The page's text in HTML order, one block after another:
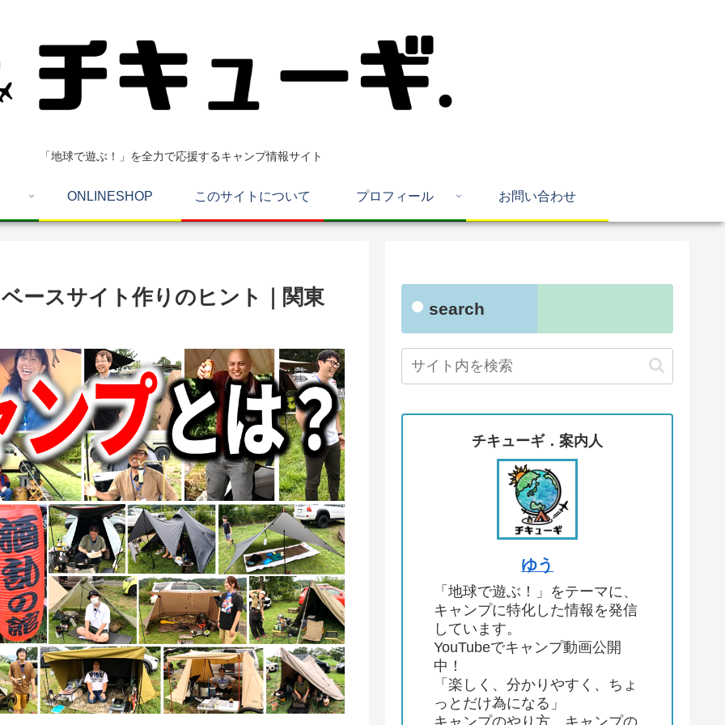
「地球で遊ぶ！」を全力で応援するキャンプ情報サイト
ONLINESHOP このサイトについて プロフィール お問い合わせ
ースサイト作りのヒント｜関東 search
チキューギ．案内人
ゆう
「地球で遊ぶ！」をテーマに、
キャンプに特化した情報を発信
しています。
YouTubeでキャンプ動画公開
中！
「楽しく、分かりやすく、ちょ
っとだけ為になる」
キャンプのやり方、キャンプの